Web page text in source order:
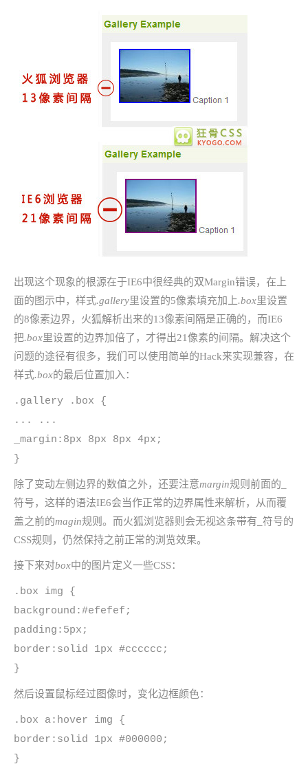
出现这个现象的根源在于IE6中很经典的双Margin错误，在上
面的图示中，样式.gallery里设置的5像素填充加上.box里设置
的8像素边界，火狐解析出来的13像素间隔是正确的，而IE6
把.box里设置的边界加倍了，才得出21像素的间隔。解决这个
问题的途径有很多，我们可以使用简单的Hack来实现兼容，在
样式.box的最后位置加入：
.gallery .box {
... ...
_margin:8px 8px 8px 4px;
}
除了变动左侧边界的数值之外，还要注意margin规则前面的_
符号，这样的语法IE6会当作正常的边界属性来解析，从而覆
盖之前的magin规则。而火狐浏览器则会无视这条带有 符号的
CSS规则，仍然保持之前正常的浏览效果。
接下来对box中的图片定义一些CSS：
.box img {
background:#efefef;
padding:5px;
border:solid 1px #cccccc;
}
然后设置鼠标经过图像时，变化边框颜色：
.box a:hover img {
border:solid 1px #000000;
}